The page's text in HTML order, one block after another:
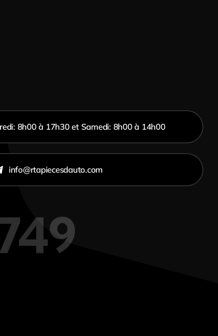
8h00 à 17h30 et Samedi: 8h00 à 14h00
info@rtapiecesdauto.com